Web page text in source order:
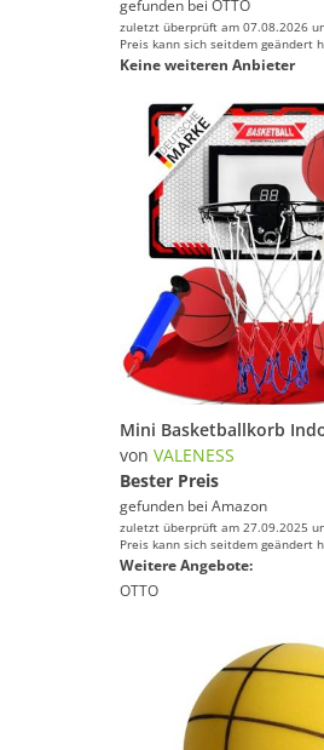
gefunden bei OTTO
zuletzt überprüft am 07.08.2026
Preis kann sich seitdem geändert
Keine weiteren Anbieter
von VALENESS
Bester Preis
gefunden bei Amazon
zuletzt überprüft am 27.09.2025
Preis kann sich seitdem geändert
Weitere Angebote:
OTTO